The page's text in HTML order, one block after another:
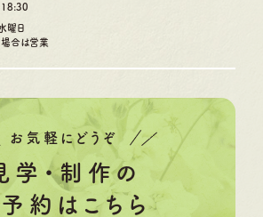
曜日
合は営業
お気軽にどうぞ
学・制作の
約はこちら